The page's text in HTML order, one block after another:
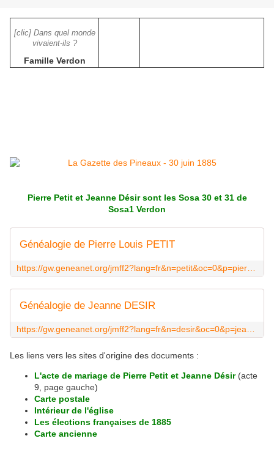
[clic] Dans quel monde
vivaient-ils ?
Famille Verdon
Pierre Petit et Jeanne Désir sont les Sosa 30 et 31 de
Sosa1 Verdon
Généalogie de Pierre Louis PETIT
Généalogie de Jeanne DESIR
Les liens vers les sites d'origine des documents :
L'acte de mariage de Pierre Petit et Jeanne Désir (acte
9, page gauche)
Carte postale
Intérieur de l'église
Les élections françaises de 1885
Carte ancienne